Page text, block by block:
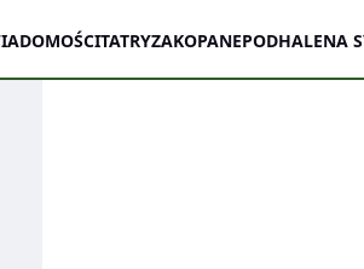
TATRYZAKOPANEPODHALENA